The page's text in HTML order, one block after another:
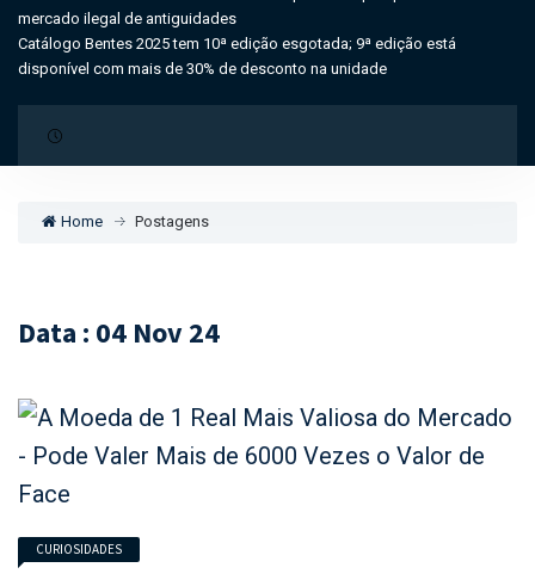
mercado ilegal de antiguidades
Catálogo Bentes 2025 tem 10ª edição esgotada; 9ª edição está
disponível com mais de 30% de desconto na unidade
Home Postagens
Data : 04 Nov 24
CURIOSIDADES